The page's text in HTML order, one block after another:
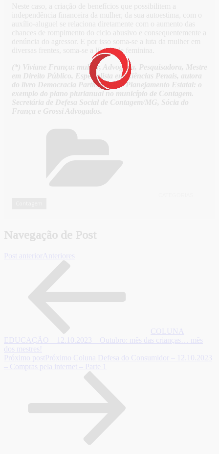
Neste caso, a criação de benefícios que possibilitem a
independência financeira da mulher, da sua autoestima, com o
auxílio-aluguel se relaciona diretamente com o aumento das
chances de rompimento do ciclo abusivo e consequentemente a
denúncia do agressor. E por isso soma-se a luta da mulher em
diversas frentes, soma-se a liberdade feminina.
(*) Viviane França: mulher, Advogada, Pesquisadora, Mestre
em Direito Público, Especialista em Ciências Penais, autora
do livro Democracia Participativa e Planejamento Estatal: o
exemplo do plano plurianual no município de Contagem.
Secretária de Defesa Social de Contagem/MG, Sócia do
França e Grossi Advogados.
Navegação de Post
Post anterior Anteriores
COLUNA
EDUCAÇÃO – 12.10.2023 – Outubro: mês das crianças… mês
dos mestres!
Próximo post Próximo Coluna Defesa do Consumidor – 12.10.2023
– Compras pela internet – Parte 1